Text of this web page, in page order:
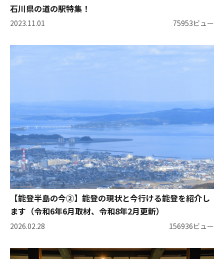
石川県の道の駅特集！
2023.11.01 75953ビュー
【能登半島の今②】能登の現状と今行ける能登を紹介し
ます（令和6年6月取材、令和8年2月更新）
2026.02.28 156936ビュー